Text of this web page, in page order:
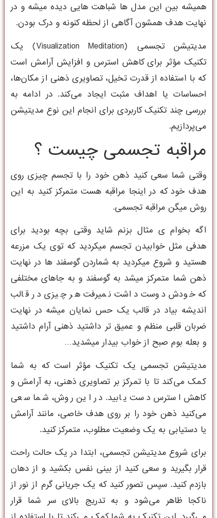
همیشه بین این مدل ها شباهت هایی دیده میشه و در
نهایت هدف همشون آگاهی از لحظه کنونه و درک بودن.
مدیتیشن تجسمی (Visualization Meditation) یک
تکنیک مؤثر برای کاهش استرس و افزایش آرامش است
که با استفاده از قدرت تخیل، تصاویری ذهنی از مکان‌ها،
احساسات یا اهداف مثبت ایجاد می‌کند. در ادامه به
بررسی چند تکنیک کاربردی برای انجام این نوع مدیتیشن
می‌پردازیم.
مراقبه تجسمی چیست ؟
وقتی شما سعی کنید ذهن خود را با تجسم چیزی روی
هدف خود که در اینجا مراقبه هست متمرکز کنید به این
روش میگن مراقبه تجسمی.
اگه بخوام ی مثال بزنم شاید وقتی بچه بودید برای
هدفی مثل خوابیدن تجسم میکردید که توی یک مزرعه
هستید و شروع میکردید به شماردن گوسفند ها در نهایت
ذهن شما متمرکز میشد به گوسفند و به جاهای مختلفی
که خودش دوست داشت نمیرفت هر چیزی در قالب
اندیشه بیاد در قالب یک حس نمایان میشه در نهایت
ضربان قلبی منظم و عمیق تر داشتید ذهنی آرام داشتید
و بعله بوم صبح از خواب بیدار میشدید…
مدیتیشن تجسمی یک تکنیک مؤثر است که به شما
کمک می‌کند تا با تمرکز بر تصاویری ذهنی، به آرامش و
کاهش استرس دست یابید. در این روش، شما سعی
می‌کنید ذهن خود را بر روی هدف خاصی، مانند آرامش
یا دستیابی به یک وضعیت مطلوب، متمرکز کنید.
برای شروع مدیتیشن تجسمی، ابتدا در یک حالت راحت
قرار بگیرید و سعی کنید از بینی نفس بکشید و از دهان
بازدم کنید. سپس تصور کنید که یک جریانی گرم از نور از
ناکجا ظاهر می‌شود و به تدریج بالای سر شما قرار